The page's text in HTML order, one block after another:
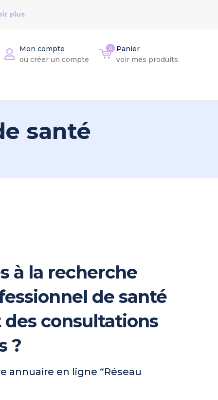
plus
Mon compte
ou créer un compte
0
Panier
voir mes produits
santé
à la recherche
de santé
des consultations
?
annuaire en ligne “Réseau